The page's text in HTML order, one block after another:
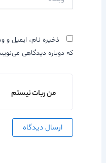
ذخیره نام، ایمیل و
که دوباره دیدگاهی
من ربات نیستم